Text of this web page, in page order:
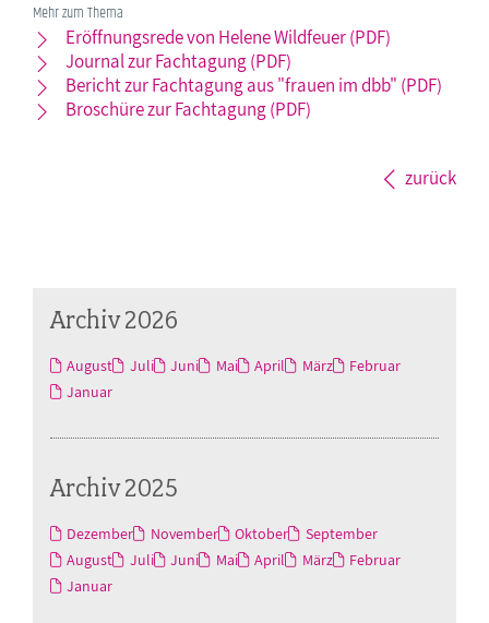
Mehr zum Thema
Eröffnungsrede von Helene Wildfeuer (PDF)
Journal zur Fachtagung (PDF)
Bericht zur Fachtagung aus "frauen im dbb" (PDF)
Broschüre zur Fachtagung (PDF)
zurück
Archiv 2026
August Juli Juni Mai April März
Februar
Januar
Archiv 2025
Dezember November Oktober
September
August
Juli Juni Mai April März
Februar
Januar